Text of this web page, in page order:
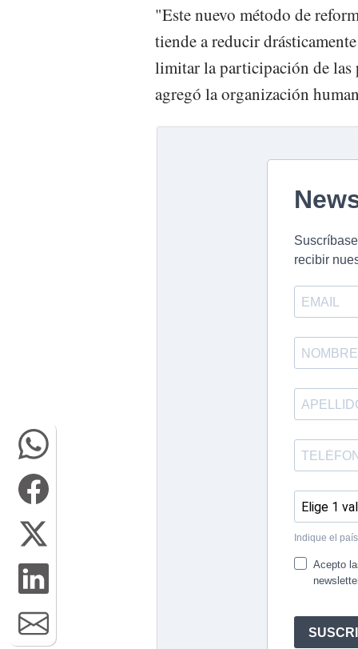
"Este nuevo método de
tiende a reducir
limitar la participación de las
agregó la organización